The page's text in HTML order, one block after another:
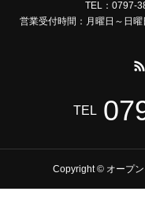
TEL：0797-
営業受付時間：月曜日～日
TEL
Copyright © オープ